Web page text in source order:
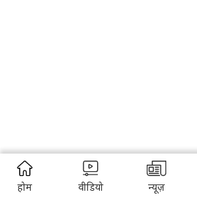
होम वीडियो न्यूज़